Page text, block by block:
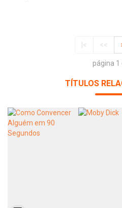
|< <<
página 1
TÍTULOS